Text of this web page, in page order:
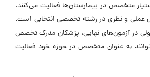
متخصص در بیمارستان‌ها فعالیت می‌کنند.
عملی و نظری در رشته تخصصی انتخابی است.
در آزمون‌های نهایی، پزشکان مدرک تخصص
به عنوان متخصص در حوزه خود فعالیت